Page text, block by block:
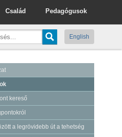
Pedagógusok
Család
English
kereső
a legrövidebb út a tehetség